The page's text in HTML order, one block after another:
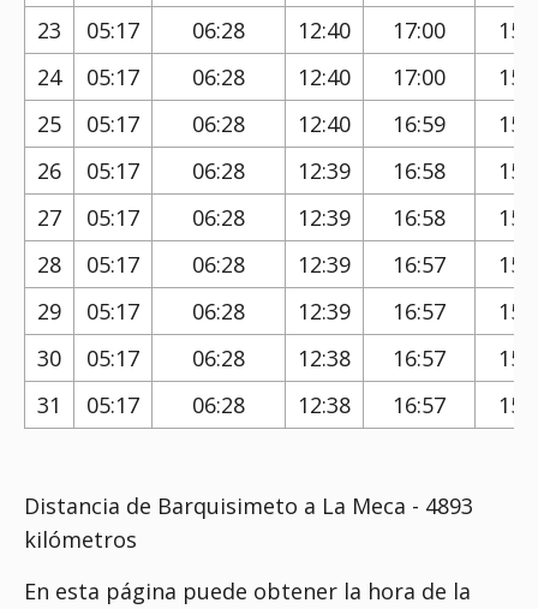
23
05:17 06:28 12:40 17:00
24
05:17 06:28 12:40 17:00
25
05:17 06:28 12:40 16:59
26
05:17 06:28 12:39 16:58
27
05:17 06:28 12:39 16:58
28
05:17 06:28 12:39 16:57
29
05:17 06:28 12:39 16:57
30
05:17 06:28 12:38 16:57
31
05:17 06:28 12:38 16:57
Distancia de Barquisimeto a La Meca - 4893
kilómetros
En esta página puede obtener la hora de la